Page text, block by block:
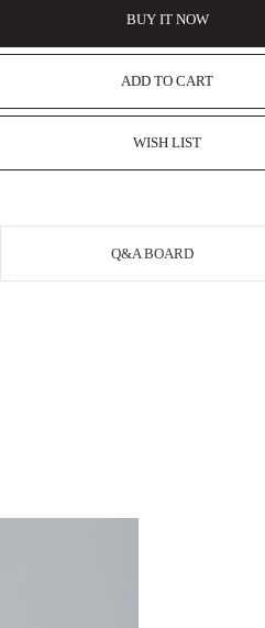
BUY IT NOW
ADD TO CART
WISH LIST
Q&A BOARD